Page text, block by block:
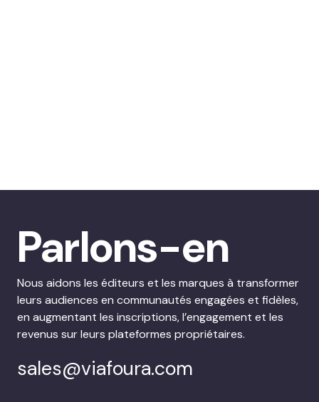
Parlons-en
Nous aidons les éditeurs et les marques à transformer
leurs audiences en communautés engagées et fidèles,
en augmentant les inscriptions, l’engagement et les
revenus sur leurs plateformes propriétaires.
sales@viafoura.com